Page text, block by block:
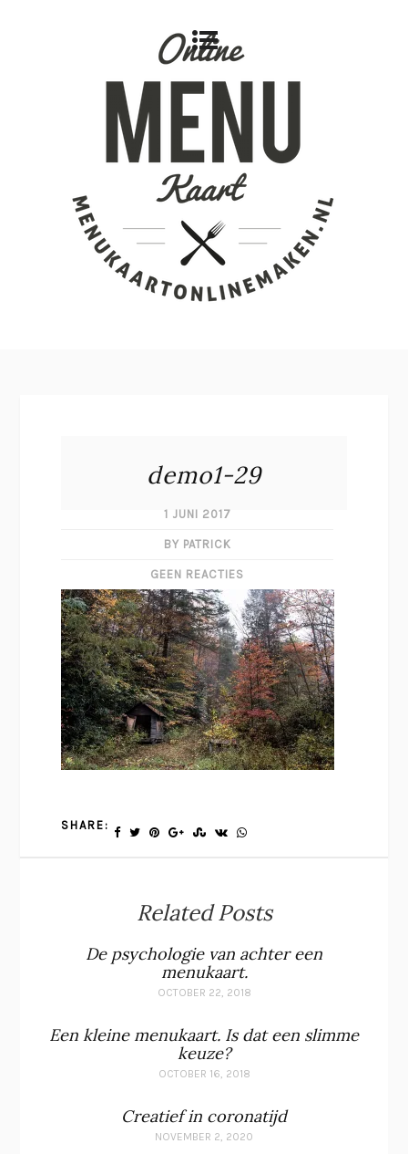
demo1-29
1 JUNI 2017
BY PATRICK
GEEN REACTIES
SHARE:
Related Posts
De psychologie van achter een
menukaart.
OCTOBER 22, 2018
Een kleine menukaart. Is dat een slimme
keuze?
OCTOBER 16, 2018
Creatief in coronatijd
NOVEMBER 2, 2020